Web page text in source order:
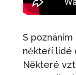
S
někteří lidé
Některé